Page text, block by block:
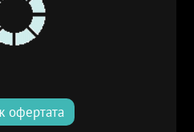
офертата